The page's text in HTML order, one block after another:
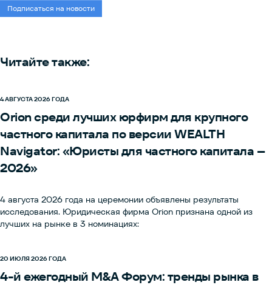
Подписаться на новости
Читайте также:
4 АВГУСТА 2026 ГОДА
Orion среди лучших юрфирм для крупного
частного капитала по версии WEALTH
Navigator:«Юристы для частного капитала –
2026»
4 августа 2026 года на церемонии объявлены результаты
исследования. Юридическая фирма Orion признана одной из
лучших на рынке в 3 номинациях:
20 ИЮЛЯ 2026 ГОДА
4-й ежегодный M&A Форум: тренды рынка в